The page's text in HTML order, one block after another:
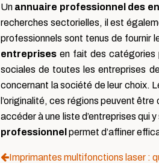
Un annuaire professionnel des
recherches sectorielles, il est
professionnels sont tenus de fournir
entreprisesen fait des catégories
sociales de toutes les entreprises
concernant la société de leur choix.
l’originalité, ces régions peuvent
accéder à une liste d’entreprises qui
professionnel permet d’affiner
Imprimantes multifonctions laser :